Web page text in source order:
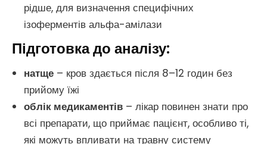
рідше, для визначення специфічних
ізоферментів альфа-амілази
Підготовка до аналізу:
натще – кров здається після 8–12 годин без
прийому їжі
облік медикаментів – лікар повинен знати про
всі препарати, що приймає пацієнт, особливо ті,
які можуть впливати на травну систему